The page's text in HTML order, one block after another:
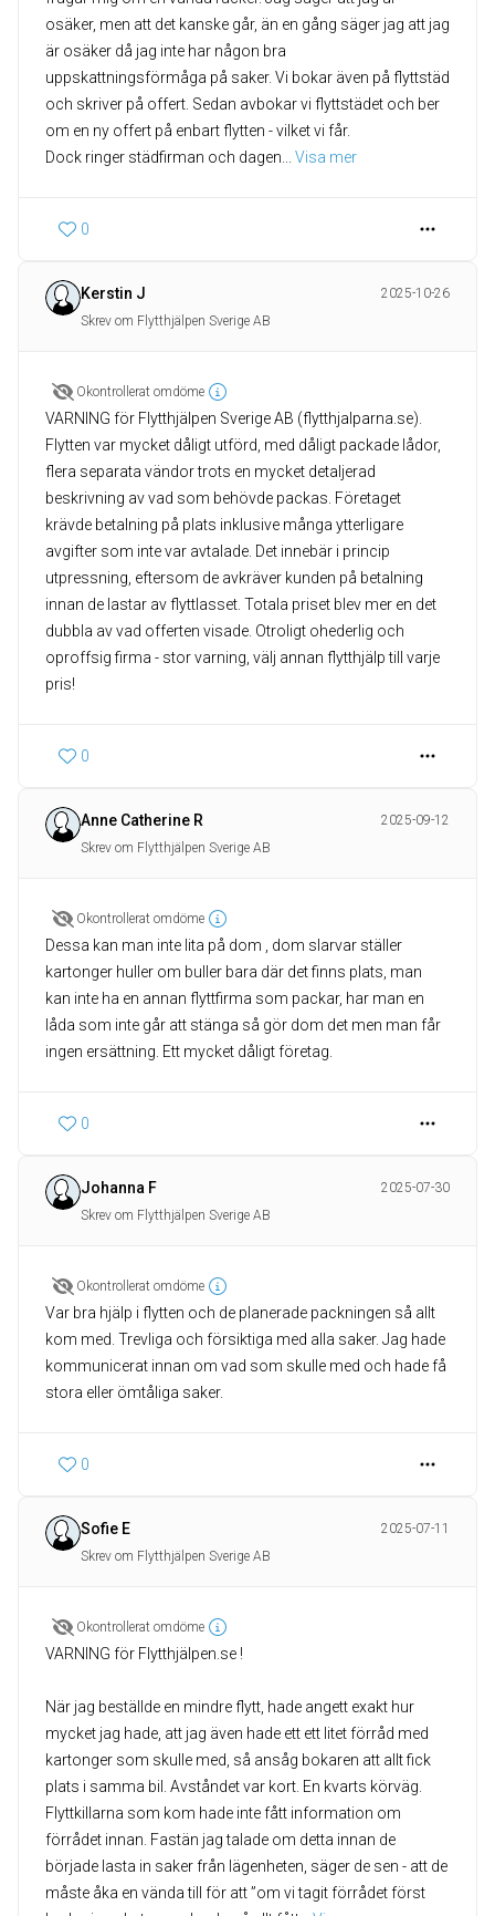
osäker, men att det kanske går, än en gång säger jag att jag
är osäker då jag inte har någon bra
uppskattningsförmåga på saker. Vi bokar även på flyttstäd
och skriver på offert. Sedan avbokar vi flyttstädet och ber
om en ny offert på enbart flytten - vilket vi får.
Dock ringer städfirman och dagen
Visa mer
0
Kerstin J
2025-10-26
Skrev om Flytthjälpen Sverige AB
Okontrollerat omdöme
VARNING för Flytthjälpen Sverige AB (flytthjalparna.se).
Flytten var mycket dåligt utförd, med dåligt packade lådor,
flera separata vändor trots en mycket detaljerad
beskrivning av vad som behövde packas. Företaget
krävde betalning på plats inklusive många ytterligare
avgifter som inte var avtalade. Det innebär i princip
utpressning, eftersom de avkräver kunden på betalning
innan de lastar av flyttlasset. Totala priset blev mer en det
dubbla av vad offerten visade. Otroligt ohederlig och
oproffsig firma - stor varning, välj annan flytthjälp till varje
pris!
0
Anne Catherine R
2025-09-12
Skrev om Flytthjälpen Sverige AB
Okontrollerat omdöme
Dessa kan man inte lita på dom , dom slarvar ställer
kartonger huller om buller bara där det finns plats, man
kan inte ha en annan flyttfirma som packar, har man en
låda som inte går att stänga så gör dom det men man får
ingen ersättning. Ett mycket dåligt företag.
0
Johanna F
2025-07-30
Skrev om Flytthjälpen Sverige AB
Okontrollerat omdöme
Var bra hjälp i flytten och de planerade packningen så allt
kom med. Trevliga och försiktiga med alla saker. Jag hade
kommunicerat innan om vad som skulle med och hade få
stora eller ömtåliga saker.
0
Sofie E
2025-07-11
Skrev om Flytthjälpen Sverige AB
Okontrollerat omdöme
VARNING för Flytthjälpen.se !
När jag beställde en mindre flytt, hade angett exakt hur
mycket jag hade, att jag även hade ett ett litet förråd med
kartonger som skulle med, så ansåg bokaren att allt fick
plats i samma bil. Avståndet var kort. En kvarts körväg.
Flyttkillarna som kom hade inte fått information om
förrådet innan. Fastän jag talade om detta innan de
började lasta in saker från lägenheten, säger de sen - att de
måste åka en vända till för att ”om vi tagit förrådet först